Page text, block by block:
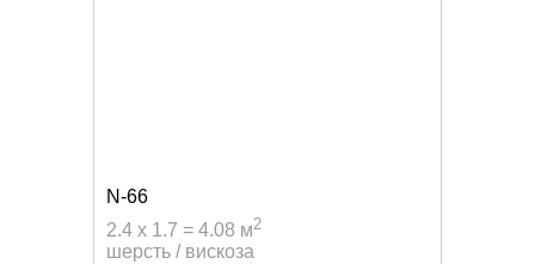
N-66
2.4 x 1.7 = 4.08 м2
шерсть / вискоза